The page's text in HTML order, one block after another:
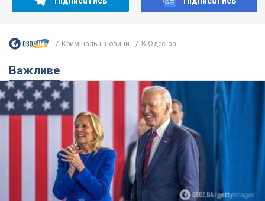
Кримінальні новини В Одесі за...
Важливе